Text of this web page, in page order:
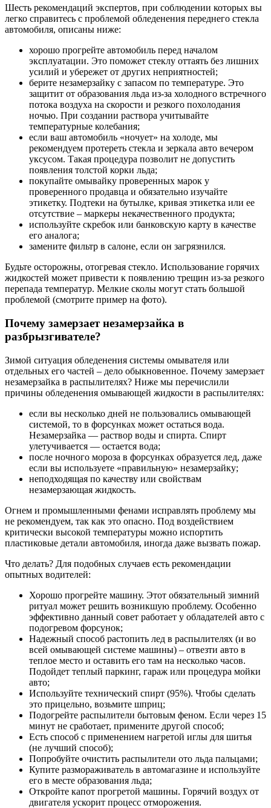
Шесть рекомендаций экспертов, при соблюдении которых вы
легко справитесь с проблемой обледенения переднего стекла
автомобиля, описаны ниже:
хорошо прогрейте автомобиль перед началом
эксплуатации. Это поможет стеклу оттаять без лишних
усилий и убережет от других неприятностей;
берите незамерзайку с запасом по температуре. Это
защитит от образования льда из-за холодного встречного
потока воздуха на скорости и резкого похолодания
ночью. При создании раствора учитывайте
температурные колебания;
если ваш автомобиль «ночует» на холоде, мы
рекомендуем протереть стекла и зеркала авто вечером
уксусом. Такая процедура позволит не допустить
появления толстой корки льда;
покупайте омывайку проверенных марок у
проверенного продавца и обязательно изучайте
этикетку. Подтеки на бутылке, кривая этикетка или ее
отсутствие – маркеры некачественного продукта;
используйте скребок или банковскую карту в качестве
его аналога;
замените фильтр в салоне, если он загрязнился.
Будьте осторожны, отогревая стекло. Использование горячих
жидкостей может привести к появлению трещин из-за резкого
перепада температур. Мелкие сколы могут стать большой
проблемой (смотрите пример на фото).
Почему замерзает незамерзайка в
разбрызгивателе?
Зимой ситуация обледенения системы омывателя или
отдельных его частей – дело обыкновенное. Почему замерзает
незамерзайка в распылителях? Ниже мы перечислили
причины обледенения омывающей жидкости в распылителях:
если вы несколько дней не пользовались омывающей
системой, то в форсунках может остаться вода.
Незамерзайка — раствор воды и спирта. Спирт
улетучивается — остается вода;
после ночного мороза в форсунках образуется лед, даже
если вы используете «правильную» незамерзайку;
неподходящая по качеству или свойствам
незамерзающая жидкость.
Огнем и промышленными фенами исправлять проблему мы
не рекомендуем, так как это опасно. Под воздействием
критически высокой температуры можно испортить
пластиковые детали автомобиля, иногда даже вызвать пожар.
Что делать? Для подобных случаев есть рекомендации
опытных водителей:
Хорошо прогрейте машину. Этот обязательный зимний
ритуал может решить возникшую проблему. Особенно
эффективно данный совет работает у обладателей авто с
подогревом форсунок;
Надежный способ растопить лед в распылителях (и во
всей омывающей системе машины) – отвезти авто в
теплое место и оставить его там на несколько часов.
Подойдет теплый паркинг, гараж или процедура мойки
авто;
Используйте технический спирт (95%). Чтобы сделать
это прицельно, возьмите шприц;
Подогрейте распылители бытовым феном. Если через 15
минут не сработает, примените другой способ;
Есть способ с применением нагретой иглы для шитья
(не лучший способ);
Попробуйте очистить распылители ото льда пальцами;
Купите размораживатель в автомагазине и используйте
его в месте образования льда;
Откройте капот прогретой машины. Горячий воздух от
двигателя ускорит процесс отморожения.